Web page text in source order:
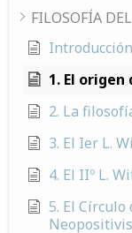
FILOSOFÍA
Introducción
1. El
2. La
3. El Ier L.
4. El IIº L.
5. El Círculo